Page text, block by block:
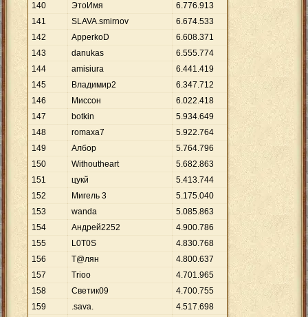
140
ЭтоИмя 6.776.913
141
SLAVA.smirnov 6.674.533
142
ApperkoD 6.608.371
143
danukas 6.555.774
144
amisiura 6.441.419
145
Владимир2 6.347.712
146
Миссон 6.022.418
147
botkin 5.934.649
148
romaxa7 5.922.764
149
Албор 5.764.796
150
Withoutheart 5.682.863
151
цукй 5.413.744
152
Мигель 3 5.175.040
153
wanda 5.085.863
154
Андрей2252 4.900.786
155
L0T0S 4.830.768
156
Т@лян 4.800.637
157
Trioo 4.701.965
158
Светик09 4.700.755
159
.sava. 4.517.698